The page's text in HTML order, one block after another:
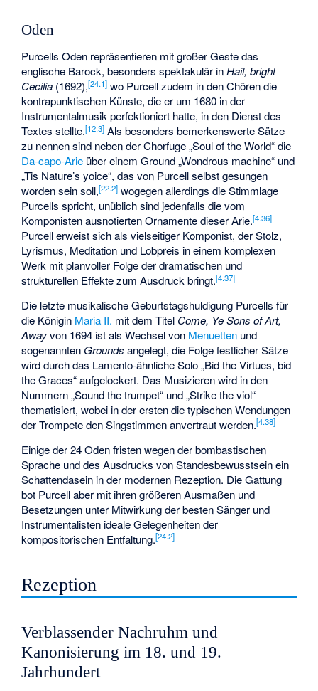
Oden
Purcells Oden repräsentieren mit großer Geste das
englische Barock, besonders spektakulär inHail, bright
Cecilia (1692),[24.1] wo Purcell zudem in den Chören die
kontrapunktischen Künste, die er um 1680 in der
Instrumentalmusik perfektioniert hatte, in den Dienst des
Textes stellte.[12.3] Als besonders bemerkenswerte Sätze
zu nennen sind neben der Chorfuge „Soul of the World“ die
Da-capo-Arie über einem Ground „Wondrous machine“ und
„Tis Nature’s yoice“, das von Purcell selbst gesungen
worden sein soll,[22.2] wogegen allerdings die Stimmlage
Purcells spricht, unüblich sind jedenfalls die vom
Komponisten ausnotierten Ornamente dieser Arie.[4.36]
Purcell erweist sich als vielseitiger Komponist, der Stolz,
Lyrismus, Meditation und Lobpreis in einem komplexen
Werk mit planvoller Folge der dramatischen und
strukturellen Effekte zum Ausdruck bringt.[4.37]
Die letzte musikalische Geburtstagshuldigung Purcells für
die Königin Maria II. mit dem Titel Come, Ye Sons of Art,
Awayvon 1694 ist als Wechsel von Menuetten und
sogenannten Grounds angelegt, die Folge festlicher Sätze
wird durch das Lamento-ähnliche Solo „Bid the Virtues, bid
the Graces“ aufgelockert. Das Musizieren wird in den
Nummern „Sound the trumpet“ und „Strike the viol“
thematisiert, wobei in der ersten die typischen Wendungen
der Trompete den Singstimmen anvertraut werden.[4.38]
Einige der 24 Oden fristen wegen der bombastischen
Sprache und des Ausdrucks von Standesbewusstsein ein
Schattendasein in der modernen Rezeption. Die Gattung
bot Purcell aber mit ihren größeren Ausmaßen und
Besetzungen unter Mitwirkung der besten Sänger und
Instrumentalisten ideale Gelegenheiten der
kompositorischen Entfaltung.[24.2]
Rezeption
Verblassender Nachruhm und
Kanonisierung im 18. und 19.
Jahrhundert